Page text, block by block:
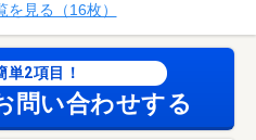
を見る（16枚）
単2項目！
問い合わせする